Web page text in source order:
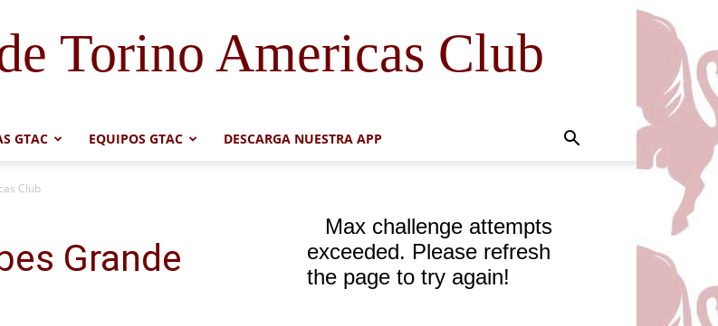
Torino Americas Club
GTAC EQUIPOS GTAC DESCARGA NUESTRA APP
Club
Grande